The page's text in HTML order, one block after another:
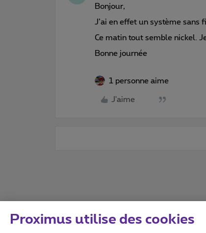
Bonjour,
J’ai en effet un système sans
Ce matin tout semble nickel.
Bonne journée
1 personne aime
J'aime
Proximus utilise des cookies